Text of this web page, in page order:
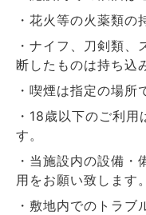
・花火等の火薬類の
・ナイフ、刀剣類
断したものは持ち込
・喫煙は指定の場所
・18歳以下のご利
す。
・当施設内の設備
用をお願い致します。
・敷地内でのトラ